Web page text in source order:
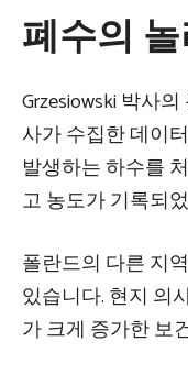
폐수의
Grzesiowski 박사
사가 수집한 데이
발생하는 하수를
고 농도가 기록되
폴란드의 다른 지
있습니다. 현지 의
가 크게 증가한 보